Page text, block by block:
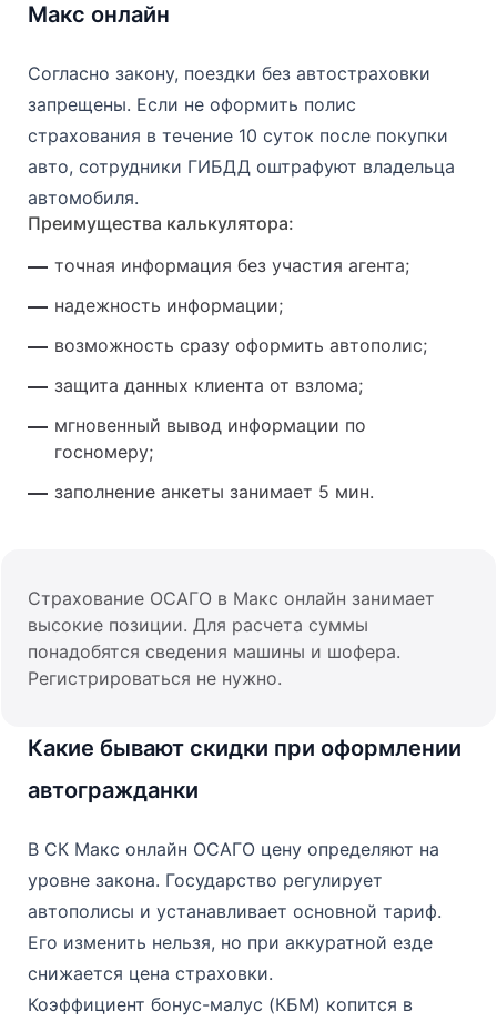
Макс онлайн
Согласно закону, поездки без автостраховки
запрещены. Если не оформить полис
страхования в течение 10 суток после покупки
авто, сотрудники ГИБДД оштрафуют владельца
автомобиля.
Преимущества калькулятора:
точная информация без участия агента;
надежность информации;
возможность сразу оформить автополис;
защита данных клиента от взлома;
мгновенный вывод информации по
госномеру;
заполнение анкеты занимает 5 мин.
Страхование ОСАГО в Макс онлайн занимает
высокие позиции. Для расчета суммы
понадобятся сведения машины и шофера.
Регистрироваться не нужно.
Какие бывают скидки при оформлении
автогражданки
В СК Макс онлайн ОСАГО цену определяют на
уровне закона. Государство регулирует
автополисы и устанавливает основной тариф.
Его изменить нельзя, но при аккуратной езде
снижается цена страховки.
Коэффициент бонус-малус (КБМ) копится в